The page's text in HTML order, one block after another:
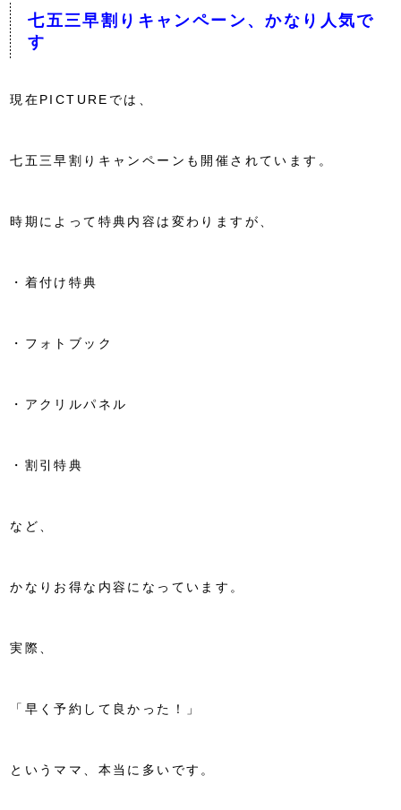
七五三早割りキャンペーン、かなり人気で
す
現在PICTUREでは、
七五三早割りキャンペーンも開催されています。
時期によって特典内容は変わりますが、
・着付け特典
・フォトブック
・アクリルパネル
・割引特典
など、
かなりお得な内容になっています。
実際、
「早く予約して良かった！」
というママ、本当に多いです。